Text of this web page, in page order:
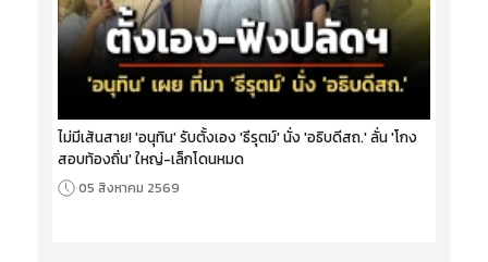
ไม่มีเส้นสาย! 'อนุทิน' รับตั้งเอง 'ธีรุตม์' นั่ง 'อธิบดีสถ.' ลั่น 'โกง
สอบท้องถิ่น' ใหญ่-เล็กโดนหมด
05 สิงหาคม 2569